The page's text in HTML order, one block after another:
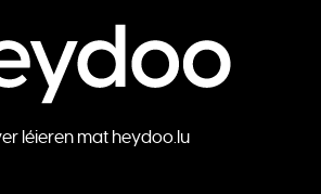
léieren mat heydoo.lu